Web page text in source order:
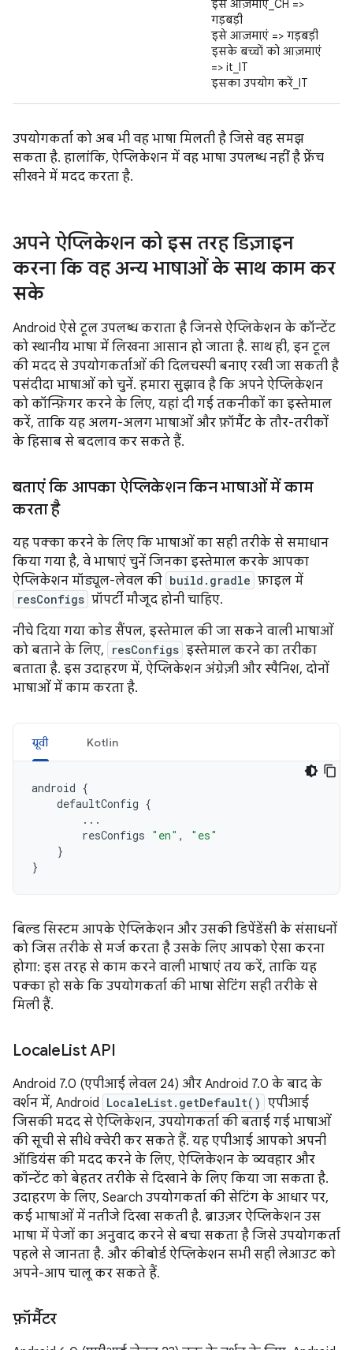
इसे आज़माएं_CH =>
गड़बड़ी
इसे आज़माएं => गड़बड़ी
इसके बच्चों को आज़माएं
=> it_IT
इसका उपयोग करें_IT
उपयोगकर्ता को अब भी वह भाषा मिलती है जिसे वह समझ
सकता है. हालांकि, ऐप्लिकेशन में वह भाषा उपलब्ध नहीं है फ़्रेंच
सीखने में मदद करता है.
अपने ऐप्लिकेशन को इस तरह डिज़ाइन
करना कि वह अन्य भाषाओं के साथ काम कर
सके
Android ऐसे टूल उपलब्ध कराता है जिनसे ऐप्लिकेशन के कॉन्टेंट
को स्थानीय भाषा में लिखना आसान हो जाता है. साथ ही, इन टूल
की मदद से उपयोगकर्ताओं की दिलचस्पी बनाए रखी जा सकती है
पसंदीदा भाषाओं को चुनें. हमारा सुझाव है कि अपने ऐप्लिकेशन
को कॉन्फ़िगर करने के लिए, यहां दी गई तकनीकों का इस्तेमाल
करें, ताकि यह अलग-अलग भाषाओं और फ़ॉर्मैट के तौर-तरीकों
के हिसाब से बदलाव कर सकते हैं.
बताएं कि आपका ऐप्लिकेशन किन भाषाओं में काम
करता है
यह पक्का करने के लिए कि भाषाओं का सही तरीके से समाधान
किया गया है, वे भाषाएं चुनें जिनका इस्तेमाल करके आपका
ऐप्लिकेशन मॉड्यूल-लेवल की build.gradle फ़ाइल में
resConfigs प्रॉपर्टी मौजूद होनी चाहिए.
नीचे दिया गया कोड सैंपल, इस्तेमाल की जा सकने वाली भाषाओं
को बताने के लिए,
resConfigs इस्तेमाल करने का तरीका
बताता है. इस उदाहरण में, ऐप्लिकेशन अंग्रेज़ी और स्पैनिश, दोनों
भाषाओं में काम करता है.
ग्रूवी Kotlin
android {
defaultConfig {
...
resConfigs "en" ,
"es"
}
}
बिल्ड सिस्टम आपके ऐप्लिकेशन और उसकी डिपेंडेंसी के संसाधनों
को जिस तरीके से मर्ज करता है उसके लिए आपको ऐसा करना
होगा: इस तरह से काम करने वाली भाषाएं तय करें, ताकि यह
पक्का हो सके कि उपयोगकर्ता की भाषा सेटिंग सही तरीके से
मिली हैं.
LocaleList API
Android 7.0 (एपीआई लेवल 24) और Android 7.0 के बाद के
वर्शन में, Android LocaleList.getDefault() एपीआई
जिसकी मदद से ऐप्लिकेशन, उपयोगकर्ता की बताई गई भाषाओं
की सूची से सीधे क्वेरी कर सकते हैं. यह एपीआई आपको अपनी
ऑडियंस की मदद करने के लिए, ऐप्लिकेशन के व्यवहार और
कॉन्टेंट को बेहतर तरीके से दिखाने के लिए किया जा सकता है.
उदाहरण के लिए, Search उपयोगकर्ता की सेटिंग के आधार पर,
कई भाषाओं में नतीजे दिखा सकती है. ब्राउज़र ऐप्लिकेशन उस
भाषा में पेजों का अनुवाद करने से बचा सकता है जिसे उपयोगकर्ता
पहले से जानता है. और कीबोर्ड ऐप्लिकेशन सभी सही लेआउट को
अपने-आप चालू कर सकते हैं.
फ़ॉर्मैटर